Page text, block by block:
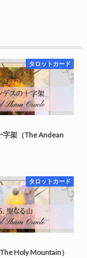
タロットカード
字架（The Andean
タロットカード
Holy Mountain）